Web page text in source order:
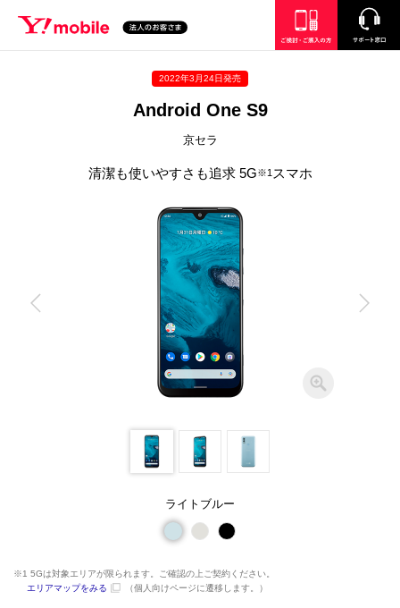
SEARCH
2022年3月24日発売
Android One S9
京セラ
清潔も使いやすさも追求 5G※1スマホ
ライトブルー
※1 5Gは対象エリアが限られます。ご確認の上ご契約ください。
エリアマップをみる
（個人向けページに遷移します。）